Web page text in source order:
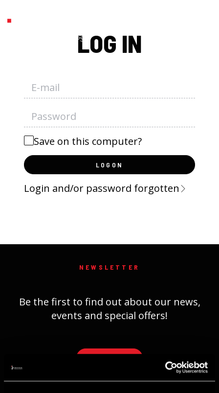
LOG IN
Save on this computer?
LOGON
Login and/or password forgotten
NEWSLETTER
Be the first to find out about our news,
events and special offers!